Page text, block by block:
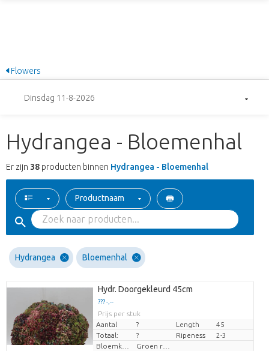
Flowers
Dinsdag 11-8-2026
Hydrangea - Bloemenhal
Er zijn 38 producten binnen Hydrangea - Bloemenhal
Productnaam
Hydrangea Bloemenhal
Hydr. Doorgekleurd 45cm
??? -,--
Prijs per stuk
Aantal
? Length
45
Totaal:
? Ripeness
2-3
Bloemkleur
Groen rood